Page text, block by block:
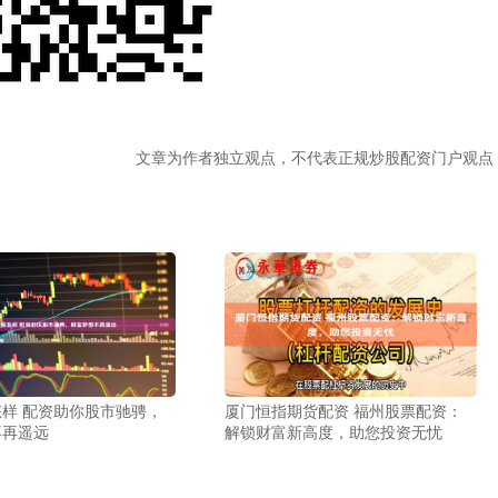
文章为作者独立观点，不代表正规炒股配资门户观点
配资助你股市驰骋，
遥远
厦门恒指期货配资 福州股票配资：
解锁财富新高度，助您投资无忧